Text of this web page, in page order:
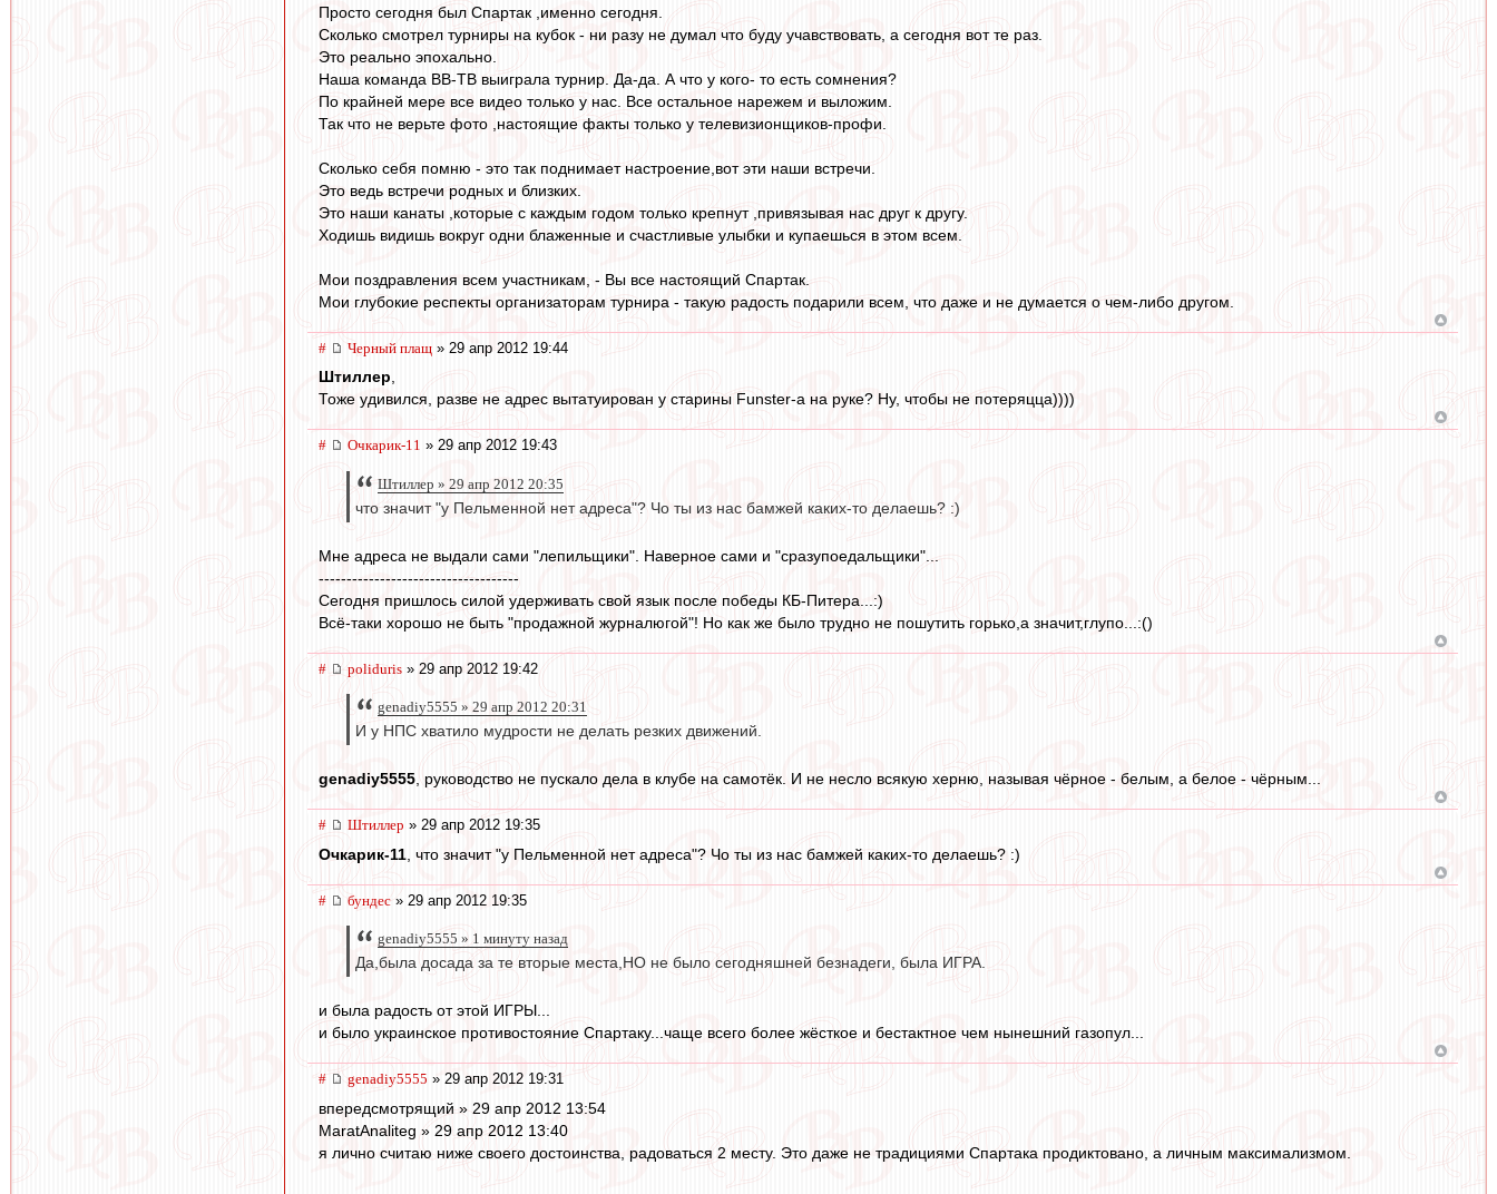
Просто сегодня был Спартак ,именно сегодня.
Сколько смотрел турниры на кубок - ни разу не думал что буду учавствовать, а сегодня вот те раз.
Это реально эпохально.
Наша команда ВВ-ТВ выиграла турнир. Да-да. А что у кого- то есть сомнения?
По крайней мере все видео только у нас. Все остальное нарежем и выложим.
Так что не верьте фото ,настоящие факты только у телевизионщиков-профи.
Сколько себя помню - это так поднимает настроение,вот эти наши встречи.
Это ведь встречи родных и близких.
Это наши канаты ,которые с каждым годом только крепнут ,привязывая нас друг к другу.
Ходишь видишь вокруг одни блаженные и счастливые улыбки и купаешься в этом всем.
Мои поздравления всем участникам, - Вы все настоящий Спартак.
Мои глубокие респекты организаторам турнира - такую радость подарили всем, что даже и не думается о чем-либо другом.
# Черный плащ » 29 апр 2012 19:44
Штиллер,
Тоже удивился, разве не адрес вытатуирован у старины Funster-а на руке? Ну, чтобы не потеряцца))))
# Очкарик-11 » 29 апр 2012 19:43
Штиллер » 29 апр 2012 20:35
что значит "у Пельменной нет адреса"? Чо ты из нас бамжей каких-то делаешь? :)
Мне адреса не выдали сами "лепильщики". Наверное сами и "сразупоедальщики"...
------------------------------------
Сегодня пришлось силой удерживать свой язык после победы КБ-Питера...:)
Всё-таки хорошо не быть "продажной журналюгой"! Но как же было трудно не пошутить горько,а значит,глупо...:()
# poliduris » 29 апр 2012 19:42
genadiy5555 » 29 апр 2012 20:31
И у НПС хватило мудрости не делать резких движений.
genadiy5555, руководство не пускало дела в клубе на самотёк. И не несло всякую херню, называя чёрное - белым, а белое - чёрным...
# Штиллер » 29 апр 2012 19:35
Очкарик-11 , что значит "у Пельменной нет адреса"? Чо ты из нас бамжей каких-то делаешь? :)
# бундес » 29 апр 2012 19:35
genadiy5555 » 1 минуту назад
Да,была досада за те вторые места,НО не было сегодняшней безнадеги, была ИГРА.
и была радость от этой ИГРЫ...
и было украинское противостояние Спартаку...чаще всего более жёсткое и бестактное чем нынешний газопул...
# genadiy5555 » 29 апр 2012 19:31
впередсмотрящий » 29 апр 2012 13:54
MaratAnaliteg » 29 апр 2012 13:40
я лично считаю ниже своего достоинства, радоваться 2 месту. Это даже не традициями Спартака продиктовано, а личным максимализмом.